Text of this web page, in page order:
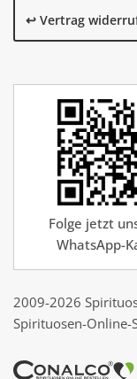
↩️ Vertrag
Folge jetzt
WhatsApp-
2009-2026
Spirituosen-Online-